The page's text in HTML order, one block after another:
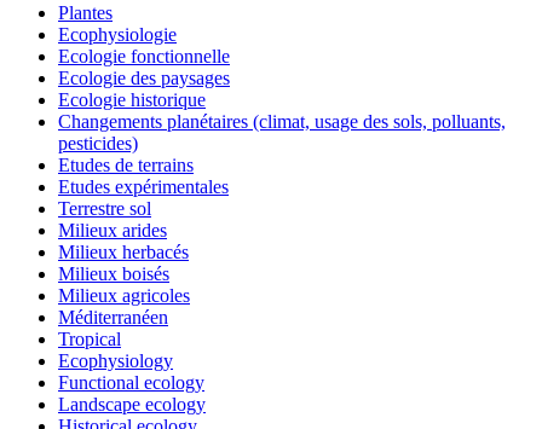
Plantes
Ecophysiologie
Ecologie fonctionnelle
Ecologie des paysages
Ecologie historique
Changements planétaires (climat, usage des sols, polluants,
pesticides)
Etudes de terrains
Etudes expérimentales
Terrestre sol
Milieux arides
Milieux herbacés
Milieux boisés
Milieux agricoles
Méditerranéen
Tropical
Ecophysiology
Functional ecology
Landscape ecology